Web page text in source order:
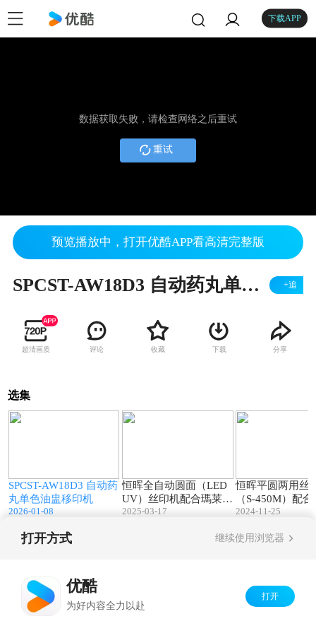
下载APP
数据获取失败，请检查网络之后重试
重试
预览播放中，打开优酷APP看高清完整版
SPCST-AW18D3 自动药丸单色油盅移印机 +追
超清画质 评论 收藏 下载 分享
选集
SPCST-AW18D3 自动药
丸单色油盅移印机
2026-01-08
恒晖全自动圆面（LED
UV）丝印机配合瑪莱宝
LEDGL系列印刷金属表
2025-03-17
恒晖平圆两用丝
（S-450M）配
UVGL印刷金属
2024-11-25
打开方式 继续使用浏览器
优酷
为好内容全力以赴
打开